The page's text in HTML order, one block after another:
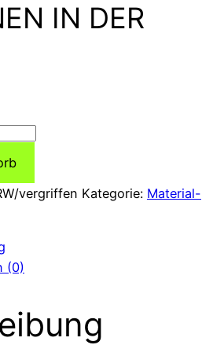
IN DER
vergriffen Kategorie: Material-
(0)